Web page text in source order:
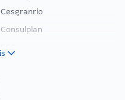
Cesgranrio
Consulplan